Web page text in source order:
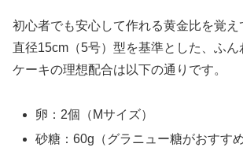
初心者でも安心して作れる黄金比を覚え
直径15cm（5号）型を基準とした、ふん
ケーキの理想配合は以下の通りです。
卵：2個（Mサイズ）
砂糖：60g（グラニュー糖がおすすめ